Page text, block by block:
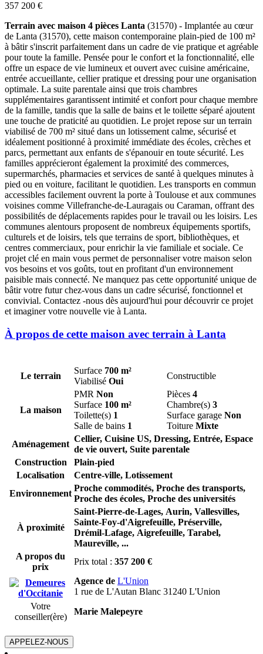
357 200 €
Terrain avec maison 4 pièces Lanta (31570) - Implantée au cœur
de Lanta (31570), cette maison contemporaine plain-pied de 100 m²
à bâtir s'inscrit parfaitement dans un cadre de vie pratique et agréable
pour toute la famille. Pensée pour le confort et la fonctionnalité, elle
offre un espace de vie lumineux et ouvert avec cuisine américaine,
entrée accueillante, cellier pratique et dressing pour une organisation
optimale. La suite parentale ainsi que trois chambres
supplémentaires garantissent intimité et confort pour chaque membre
de la famille, tandis que la salle de bains et le toilette séparé ajoutent
une touche de praticité au quotidien. Le projet repose sur un terrain
viabilisé de 700 m² situé dans un lotissement calme, sécurisé et
idéalement positionné à proximité immédiate des écoles, crèches et
parcs, permettant aux enfants de s'épanouir en toute sécurité. Les
familles apprécieront également la proximité des commerces,
supermarchés, pharmacies et services de santé à quelques minutes à
pied ou en voiture, facilitant le quotidien. Les transports en commun
accessibles facilement ouvrent la porte à Toulouse et aux communes
voisines comme Villefranche-de-Lauragais ou Caraman, offrant des
possibilités de déplacements rapides pour le travail ou les loisirs. Les
communes alentours proposent de nombreux équipements sportifs,
culturels et de loisirs, tels que terrains de sport, bibliothèques, et
centres commerciaux, pour enrichir la vie familiale et sociale. Ce
projet clé en main vous permet de personnaliser votre maison selon
vos besoins et vos goûts, tout en profitant d'un environnement
paisible mais connecté. Ne manquez pas cette opportunité unique de
bâtir votre futur chez-vous dans un cadre sécurisé, fonctionnel et
convivial. Contactez -nous dès aujourd'hui pour découvrir ce projet
et imaginer votre nouvelle vie à Lanta.
À propos de cette maison avec terrain à Lanta
Le terrain
Surface 700 m²
Viabilisé Oui
Constructible
La maison
PMR Non
Surface 100 m²
Toilette(s) 1
Salle de bains 1
Pièces 4
Chambre(s) 3
Surface garage Non
Toiture Mixte
Aménagement
Cellier, Cuisine US, Dressing, Entrée, Espace
de vie ouvert, Suite parentale
Construction
Plain-pied
Localisation
Centre-ville, Lotissement
Environnement
Proche commodités, Proche des transports,
Proche des écoles, Proche des universités
À proximité
Saint-Pierre-de-Lages, Aurin, Vallesvilles,
Sainte-Foy-d'Aigrefeuille, Préserville,
Drémil-Lafage, Aigrefeuille, Tarabel,
Maureville, ...
A propos du
prix
Prix total : 357 200 €
Agence de L'Union
1 rue de L'Autan Blanc 31240 L'Union
Votre
conseiller(ère)
Marie Malepeyre
APPELEZ-NOUS